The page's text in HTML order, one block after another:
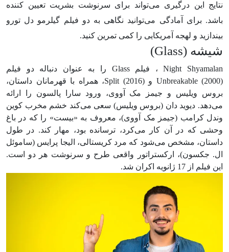
نتایج این درگیری می‌تواند برای سرنوشت بشریت تعیین کننده
باشد. برای آمادگی می‌توانید نگاهی به دو فیلم گیلرمو دل تورو
بیندازید و لهجه آمریکایی را کمی ‌تمرین کنید.
شیشه (Glass)
Night Shyamalan ، فیلم Glass را به عنوان دنباله دو فیلم
Unbreakable (2000) و Split (2016)، همراه با قهرمانان داستان،
بروس ویلیس و جیمز مک آووی، ورود سارا پالسون را ارائه
می‌دهد. دیوید دان (بروس ویلیس) سعی می‌کند خشم مخرب کوین
وندل کرامب (جیمز مک آووی)، معروف به «بیست» را که در باغ
وحشی که در آن کار می‌کرد، ترسانده بود، مهار کند. در طول
داستان، مشخص می‌شود که مرد کریستالی، الیجا پرایس (ساموئل
ال. جکسون)، ارکستراتور واقعی طرح و سرنوشت هر دو است.
این فیلم از 17 ژانویه اکران شد.